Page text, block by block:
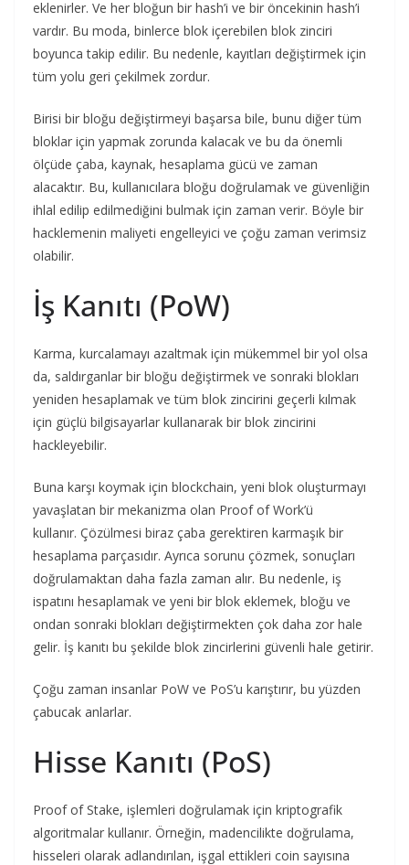
eklenirler. Ve her bloğun bir hash’i ve bir öncekinin hash’i
vardır. Bu moda, binlerce blok içerebilen blok zinciri
boyunca takip edilir. Bu nedenle, kayıtları değiştirmek için
tüm yolu geri çekilmek zordur.
Birisi bir bloğu değiştirmeyi başarsa bile, bunu diğer tüm
bloklar için yapmak zorunda kalacak ve bu da önemli
ölçüde çaba, kaynak, hesaplama gücü ve zaman
alacaktır. Bu, kullanıcılara bloğu doğrulamak ve güvenliğin
ihlal edilip edilmediğini bulmak için zaman verir. Böyle bir
hacklemenin maliyeti engelleyici ve çoğu zaman verimsiz
olabilir.
İş Kanıtı (PoW)
Karma, kurcalamayı azaltmak için mükemmel bir yol olsa
da, saldırganlar bir bloğu değiştirmek ve sonraki blokları
yeniden hesaplamak ve tüm blok zincirini geçerli kılmak
için güçlü bilgisayarlar kullanarak bir blok zincirini
hackleyebilir.
Buna karşı koymak için blockchain, yeni blok oluşturmayı
yavaşlatan bir mekanizma olan Proof of Work’ü
kullanır. Çözülmesi biraz çaba gerektiren karmaşık bir
hesaplama parçasıdır. Ayrıca sorunu çözmek, sonuçları
doğrulamaktan daha fazla zaman alır. Bu nedenle, iş
ispatını hesaplamak ve yeni bir blok eklemek, bloğu ve
ondan sonraki blokları değiştirmekten çok daha zor hale
gelir. İş kanıtı bu şekilde blok zincirlerini güvenli hale getirir.
Çoğu zaman insanlar PoW ve PoS’u karıştırır, bu yüzden
çabucak anlarlar.
Hisse Kanıtı (PoS)
Proof of Stake, işlemleri doğrulamak için kriptografik
algoritmalar kullanır. Örneğin, madencilikte doğrulama,
hisseleri olarak adlandırılan, işgal ettikleri coin sayısına